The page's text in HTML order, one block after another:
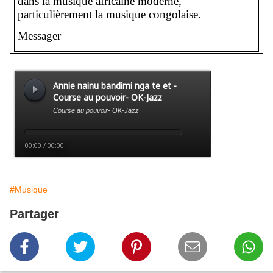
particulièrement la musique congolaise.
Messager
#Musique
Partager